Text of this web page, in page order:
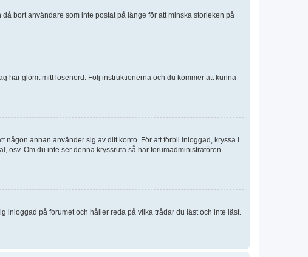
bort användare som inte postat på länge för att minska storleken på
har glömt mitt lösenord. Följ instruktionerna och du kommer att kunna
annan använder sig av ditt konto. För att förbli inloggad, kryssa i
osv. Om du inte ser denna kryssruta så har forumadministratören
på forumet och håller reda på vilka trådar du läst och inte läst.